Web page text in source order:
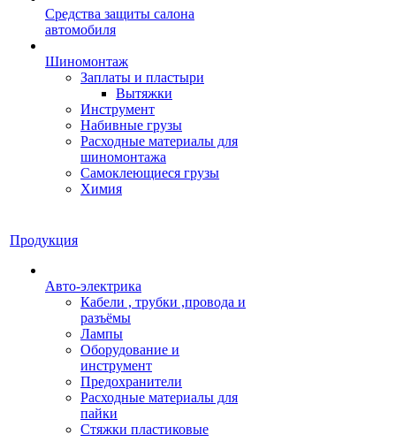
Средства защиты салона
автомобиля
Шиномонтаж
Заплаты и пластыри
Вытяжки
Инструмент
Набивные грузы
Расходные материалы для
шиномонтажа
Самоклеющиеся грузы
Химия
Продукция
Авто-электрика
Кабели , трубки ,провода и
разъёмы
Лампы
Оборудование и
инструмент
Предохранители
Расходные материалы для
пайки
Стяжки пластиковые